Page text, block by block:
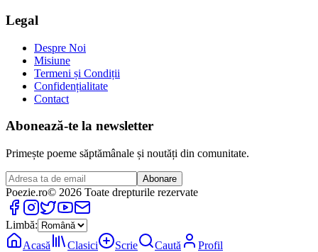
Legal
Despre Noi
Misiune
Termeni și Condiții
Confidențialitate
Contact
Abonează-te la newsletter
Primește poeme săptămânale și noutăți din comunitate.
Abonare
Poezie.ro© 2026 Toate drepturile rezervate
Limbă:
Acasă
Clasici Scrie Caută Profil